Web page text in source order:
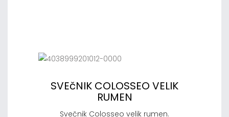
SVEčNIK COLOSSEO VELIK
RUMEN
Svečnik Colosseo velik rumen.